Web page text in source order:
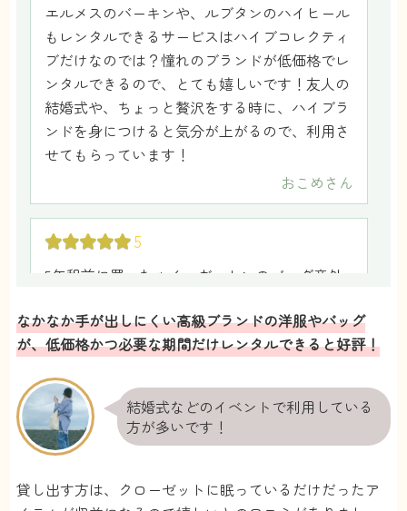
エルメスのバーキンや、ルブタンのハイヒール
もレンタルできるサービスはハイブコレクティ
ブだけなのでは？憧れのブランドが低価格でレ
ンタルできるので、とても嬉しいです！友人の
結婚式や、ちょっと贅沢をする時に、ハイブラ
ンドを身につけると気分が上がるので、利用さ
せてもらっています！
おこめ さん
5
5年程前に買ったルイ・ヴィトンのバッグ意外
たので、ハイブに預けることにしました。使っ
てない間に収益になるので、とても得した気分
スもあり、扱いも綺麗なので安心して預けられ
ます！
E.Iさん
5
なかなか手が出しにくい高級ブランドの洋服やバッグ
が、低価格かつ必要な期間だけレンタルできると好評！
結婚式などのイベントで利用している
方が多いです！
貸し出す方は、クローゼットに眠っているだけだったア